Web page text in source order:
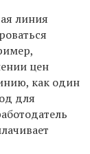
линия
цен
как один
для